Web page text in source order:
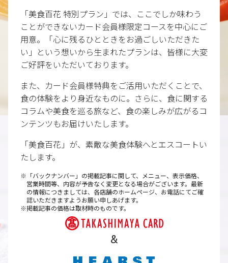
「美食百花 特別プラン」では、ここでしか味わう
ことができないカード会員様限定コースを中心にご
用意。「心に残るひとときをお過ごしいただきた
い」という想いから生まれたプランは、皆様に大変
ご好評をいただいております。
また、カード会員様特典をご活用いただくことで、
食の体験をより身近なものに。さらに、食に関する
コラムや美食を巡る旅など、食の楽しみが広がるコ
ンテンツもお届けいたします。
「美食百花」が、素敵な美食体験へとエスコートい
たします。
「バックナンバー」の掲載記事に関して、メニュー、表示価格、
営業時間等、内容が予告なく変更となる場合がございます。最新
の情報につきましては、各店舗のホームページ、お電話にてご確
認いただきますようお願い申しあげます。
掲載記事の価格は取材時のものです。
&